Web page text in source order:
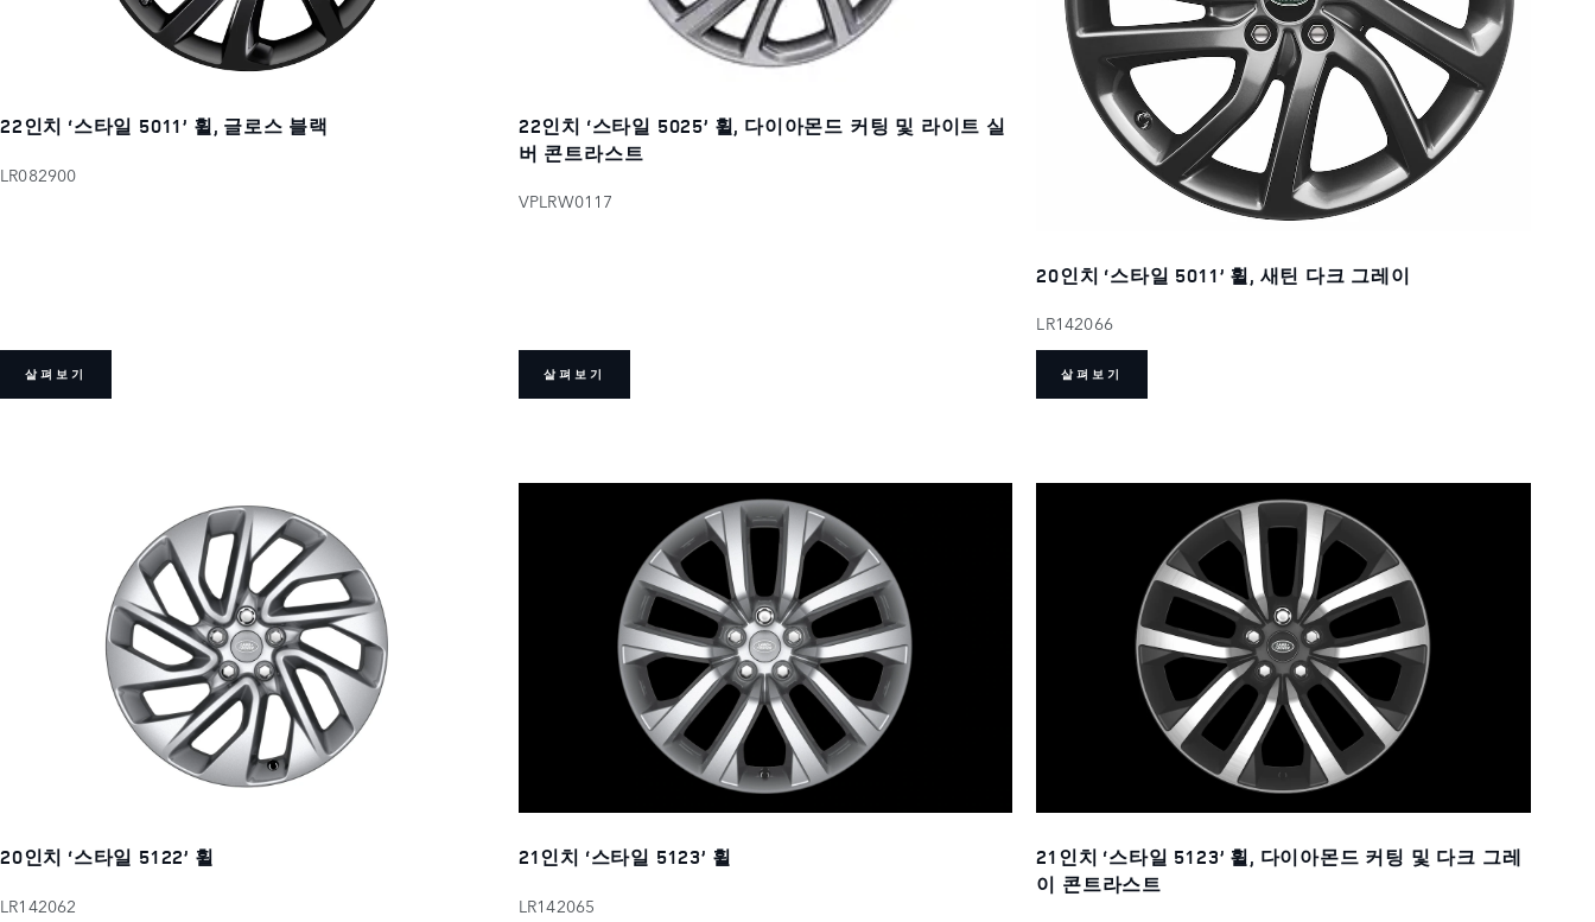
22인치 ‘스타일 5011’ 휠, 글로스 블랙
LR082900
살펴보기
22인치 ‘스타일 5025’ 휠, 다이아몬드 커팅 및 라이트 실
버 콘트라스트
VPLRW0117
살펴보기
20인치 ‘스타일 5011’ 휠, 새틴 다크 그레이
LR142066
살펴보기
20인치 ‘스타일 5122’ 휠
LR142062
21인치 ‘스타일 5123’ 휠
LR142065
21인치 ‘스타일 5123’ 휠, 다이아몬드 커팅 및 다크 그레
이 콘트라스트